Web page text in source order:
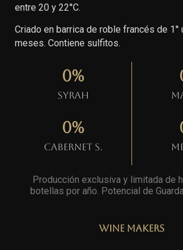
entre 20 y 22°C.
Criado en barrica de roble francés de 1°
meses. Contiene sulfitos.
Syrah
0%
Cabernet S.
0%
Producción exclusiva y limitada de
botellas por año. Potencial de
Wine Makers